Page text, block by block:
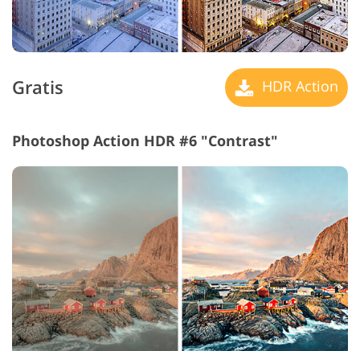
Gratis HDR Action
Photoshop Action HDR #6 "Contrast"